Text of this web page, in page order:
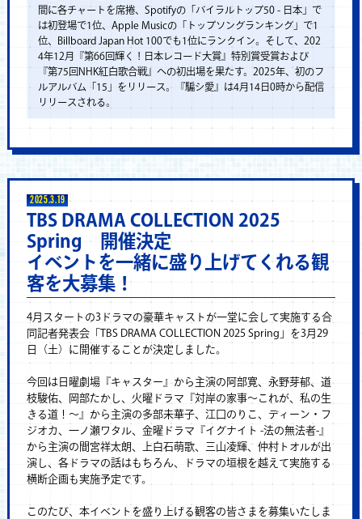
間に各チャートを席捲、Spotifyの「バイラルトップ50 - 日本」で
は初登場で1位、Apple Musicの「トップソングランキング」で1
位、Billboard Japan Hot 100でも1位にランクイン。そして、202
4年12月『第66回輝く！日本レコード大賞』特別賞受賞および
『第75回NHK紅白歌合戦』への初出場を果たす。2025年、初のフ
ルアルバム「15」をリリース。『騙シ愛』は4月14日0時から配信
リリースされる。
2025.3.19
TBS DRAMA COLLECTION 2025
Spring 開催決定
イベントを一緒に盛り上げてくれる観
客を大募集！
4月スタートの3ドラマの豪華キャストが一堂に会して実施する合
同記者発表会「TBS DRAMA COLLECTION 2025 Spring」を3月29
日（土）に開催することが決定しました。
今回は日曜劇場『キャスター』から主演の阿部寛、永野芽郁、道
枝駿佑、岡部たかし、火曜ドラマ『対岸の家事～これが、私の生
きる道！～』から主演の多部未華子、江口のりこ、ディーン・フ
ジオカ、一ノ瀬ワタル、金曜ドラマ『イグナイト -法の無法者-』
から主演の間宮祥太朗、上白石萌歌、三山凌輝、仲村トオルが出
演し、各ドラマの話はもちろん、ドラマの垣根を越えて実施する
横断企画も実施予定です。
このたび、本イベントを盛り上げる観客の皆さまを募集いたしま